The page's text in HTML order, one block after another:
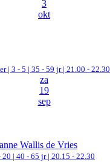
3
okt
| 3 - 5 | 35 - 59 jr | 21.00 - 22.30
za
19
sep
Wallis de Vries
20 | 40 - 65 jr | 20.15 - 22.30